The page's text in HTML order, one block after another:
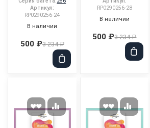
Артикул:
RP0290256-24
В наличии
500 ₽3 234 ₽
RP0290256-28
В наличии
500 ₽3 234 ₽